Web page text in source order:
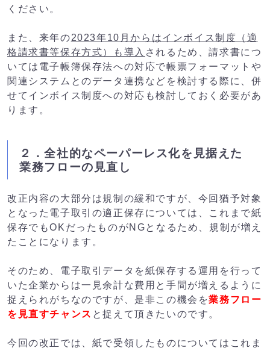
ください。
また、来年の2023年10月からはインボイス制度（適
格請求書等保存方式）も導入 されるため、請求書につ
いては電子帳簿保存法への対応で帳票フォーマットや
関連システムとのデータ連携などを検討する際に、併
せてインボイス制度への対応も検討しておく必要があ
ります。
２．全社的なペーパーレス化を見据えた
業務フローの見直し
改正内容の大部分は規制の緩和ですが、今回猶予対象
となった電子取引の適正保存については、これまで紙
保存でもOKだったものがNGとなるため、規制が増え
たことになります。
そのため、電子取引データを紙保存する運用を行って
いた企業からは一見余計な費用と手間が増えるように
捉えられがちなのですが、是非この機会を業務フロー
を見直すチャンス と捉えて頂きたいのです。
今回の改正では、紙で受領したものについてはこれま